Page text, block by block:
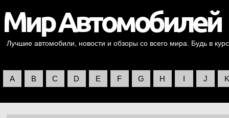
Лучшие автомобили, новости и обзоры со всего мира. Будь в
A B C D E F G H I J K